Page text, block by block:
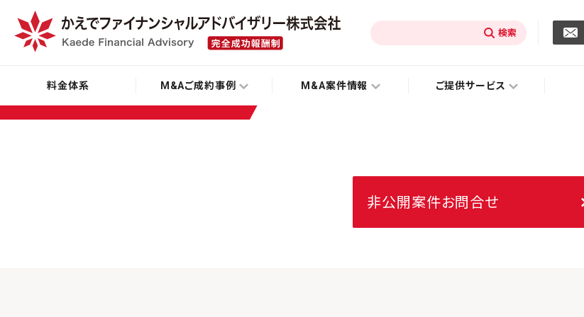
料金体系 M&Aご成約事例 M&A案件情報 ご提供サービス
非公開案件お問合せ